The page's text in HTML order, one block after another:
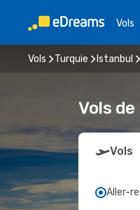
Vols
Vols Turquie Istanbul
Vols
Vols
Aller-